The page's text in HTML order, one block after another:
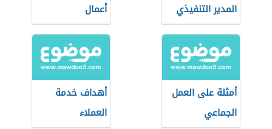
المدير التنفيذي
أعمال
أمثلة على العمل
الجماعي
أهداف خدمة
العملاء